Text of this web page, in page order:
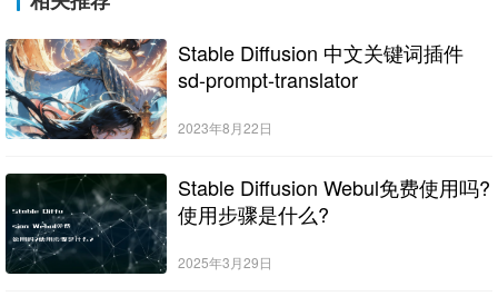
Stable Diffusion 中文关键词插件
sd-prompt-translator
2023年8月22日
Stable Diffusion Webul免费使用吗?
使用步骤是什么?
2025年3月29日